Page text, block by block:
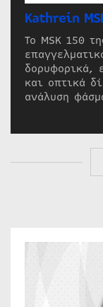
Kathrein
Το MSK 150
δορυφορικά,
και οπτικά
ανάλυση